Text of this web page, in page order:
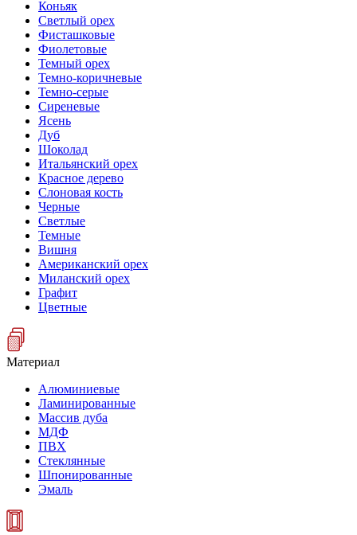
Коньяк
Светлый орех
Фисташковые
Фиолетовые
Темный орех
Темно-коричневые
Темно-серые
Сиреневые
Ясень
Дуб
Шоколад
Итальянский орех
Красное дерево
Слоновая кость
Черные
Светлые
Темные
Вишня
Американский орех
Миланский орех
Графит
Цветные
Материал
Алюминиевые
Ламинированные
Массив дуба
МДФ
ПВХ
Стеклянные
Шпонированные
Эмаль